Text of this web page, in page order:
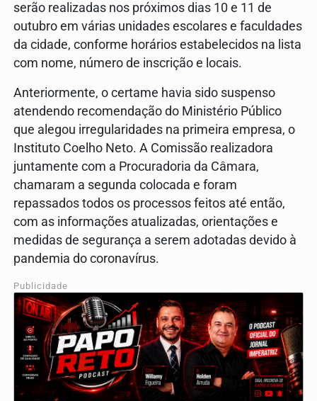
serão realizadas nos próximos dias 10 e 11 de
outubro em várias unidades escolares e faculdades
da cidade, conforme horários estabelecidos na lista
com nome, número de inscrição e locais.
Anteriormente, o certame havia sido suspenso
atendendo recomendação do Ministério Público
que alegou irregularidades na primeira empresa, o
Instituto Coelho Neto. A Comissão realizadora
juntamente com a Procuradoria da Câmara,
chamaram a segunda colocada e foram
repassados todos os processos feitos até então,
com as informações atualizadas, orientações e
medidas de segurança a serem adotadas devido à
pandemia do coronavírus.
Publicidade